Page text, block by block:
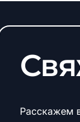
Расскажем